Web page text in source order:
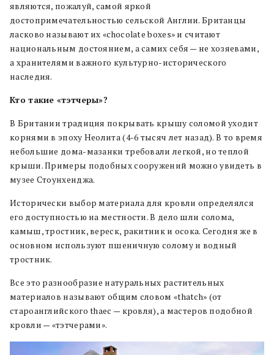
являются, пожалуй, самой яркой
достопримечательностью сельской Англии. Британцы
ласково называют их «chocolate boxes» и считают
национальным достоянием, а самих себя — не хозяевами,
а хранителями важного культурно-исторического
наследия.
Кто такие «тэтчеры»?
В Британии традиция покрывать крышу соломой уходит
корнями в эпоху Неолита (4-6 тысяч лет назад). В то время
небольшие дома-мазанки требовали легкой, но теплой
крыши. Примеры подобных сооружений можно увидеть в
музее Стоунхенджа.
Исторически выбор материала для кровли определялся
его доступностью на местности. В дело шли солома,
камыш, тростник, вереск, ракитник и осока. Сегодня же в
основном используют пшеничную солому и водный
тростник.
Все это разнообразие натуральных растительных
материалов называют общим словом «thatch» (от
староанглийского thaec — кровля), а мастеров подобной
кровли — «тэтчерами».